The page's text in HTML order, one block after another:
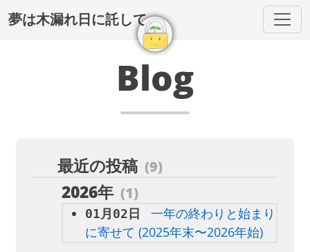
夢は木漏れ日に託して
Blog
最近の投稿 (9)
2026年 (1)
01月02日
一年の終わりと始まり
に寄せて (2025年末〜2026年始)